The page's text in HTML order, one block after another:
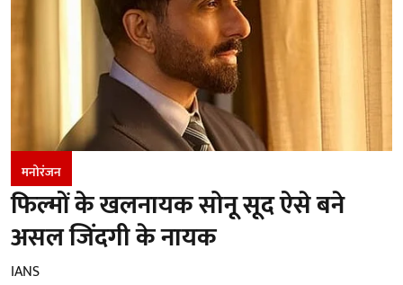
मनोरंजन
फिल्मों के खलनायक सोनू सूद ऐसे बने
असल जिंदगी के नायक
IANS